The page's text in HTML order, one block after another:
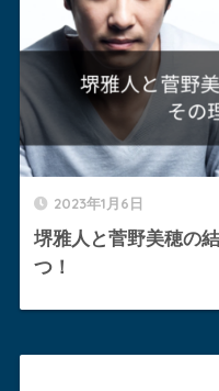
2023年1月6日
堺雅人と菅野美穂の
つ！